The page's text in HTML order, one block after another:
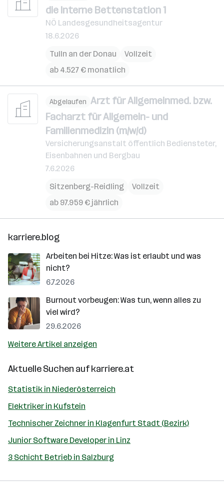
die Interne Bettenstation 1
NÖ Landesgesundheitsagentur
18.6.2026
Tulln an der Donau
Vollzeit
ab 4.527 € monatlich
Abgelaufen Arzt für Allgemeinmed. bzw.
Facharzt für Allgemein- und
Familienmedizin (m/w/d)
Versicherungsanstalt öffentlich Bediensteter,
Eisenbahnen und Bergbau
7.6.2026
Sitzenberg-Reidling
Vollzeit
ab 97.959 € jährlich
karriere.blog
Arbeiten bei Hitze: Was ist erlaubt und was
nicht?
6.7.2026
Burnout vorbeugen: Was tun, wenn alles zu
viel wird?
29.6.2026
Weitere Artikel anzeigen
Aktuelle Suchen aufkarriere.at
Statistik in Niederösterreich
Elektriker in Kufstein
Technischer Zeichner in Klagenfurt Stadt (Bezirk)
Junior Software Developer in Linz
3 Schicht Betrieb in Salzburg